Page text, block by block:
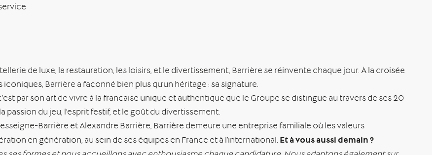
de luxe, la restauration, les loisirs, et le divertissement, Barrière se réinvente chaque jour. À la croisée
Barrière a façonné bien plus qu’un héritage : sa signature.
par son art de vivre à la française unique et authentique que le Groupe se distingue au travers de ses 20
passion du jeu, l’esprit festif, et le goût du divertissement.
Barrière et Alexandre Barrière, Barrière demeure une entreprise familiale où les valeurs
en génération, au sein de ses équipes en France et à l’international. Et à vous aussi demain ?